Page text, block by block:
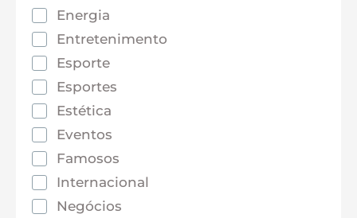
Energia
Entretenimento
Esporte
Esportes
Estética
Eventos
Famosos
Internacional
Negócios